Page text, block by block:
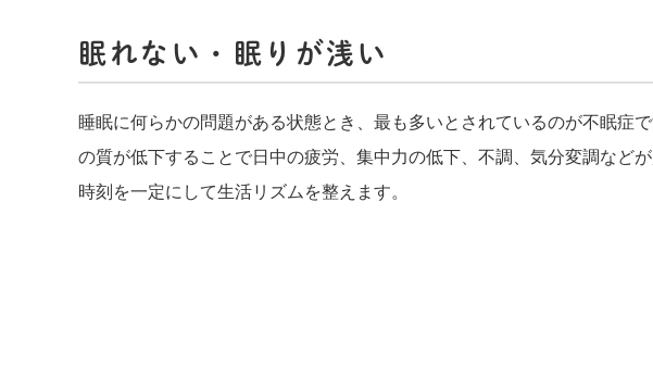
眠れない・眠りが浅い
睡眠に何らかの問題がある状態とき、最も多いとされているのが不眠症
の質が低下することで日中の疲労、集中力の低下、不調、気分変調など
時刻を一定にして生活リズムを整えます。